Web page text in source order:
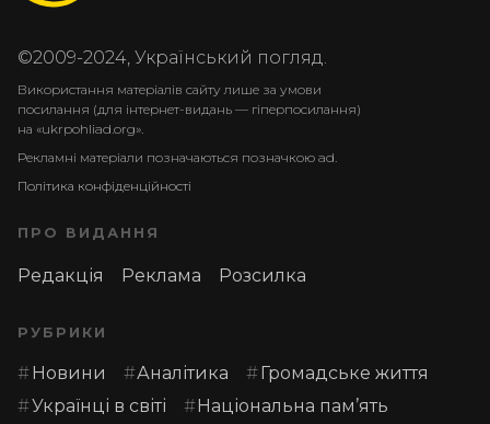
©2009-2024, Український погляд.
Використання матеріалів сайту лише за умови
посилання (для інтернет-видань — гіперпосилання)
на «ukrpohliad.org».
Рекламні матеріали позначаються позначкою ad.
Політика конфіденційності
ПРО ВИДАННЯ
Редакція Реклама Розсилка
РУБРИКИ
Новини Аналітика
Громадське життя
Українці в світі
Національна пам’ять